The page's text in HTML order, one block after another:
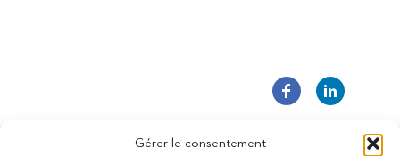
Gérer le consentement